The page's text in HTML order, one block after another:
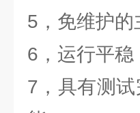
5，免维护
6，运行平稳
7，具有测